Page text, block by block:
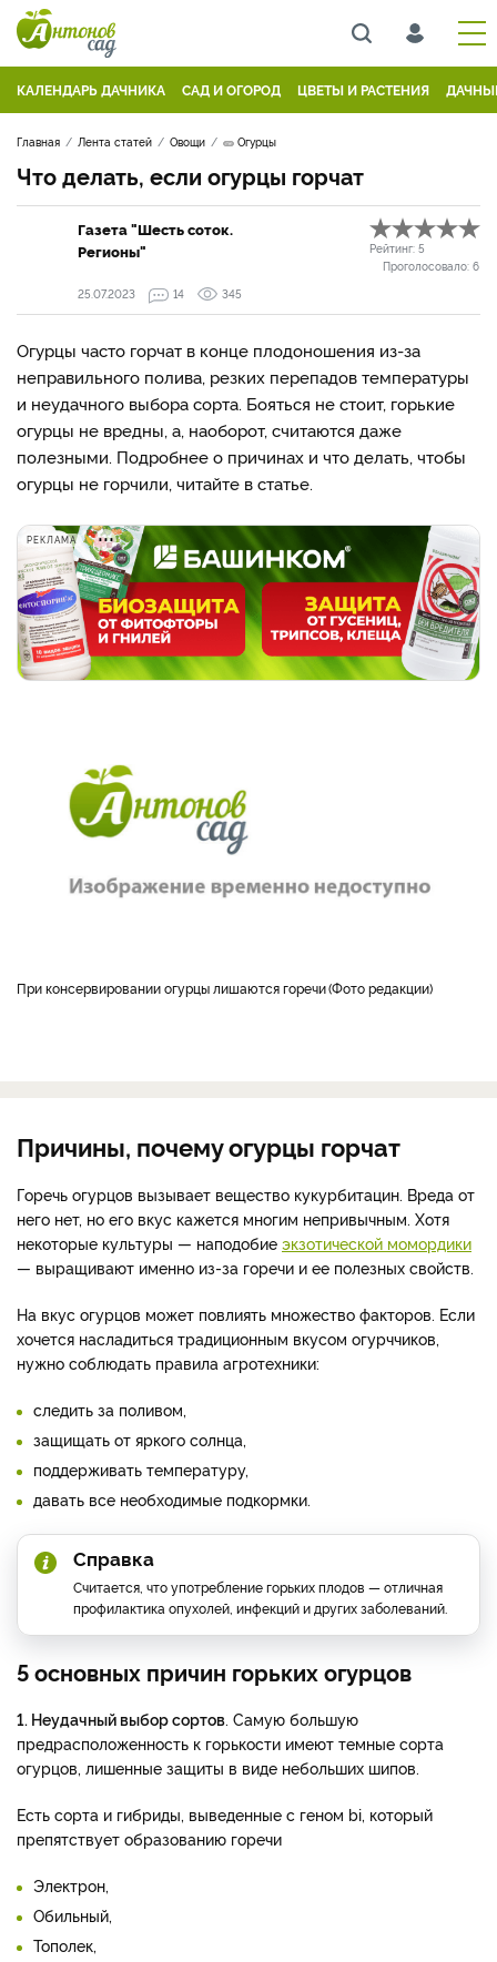
КАЛЕНДАРЬ ДАЧНИКА САД И ОГОРОД ЦВЕТЫ И РАСТЕНИЯ
Главная Лента статей Овощи 🥒 Огурцы
Что делать, если огурцы горчат
Газета "Шесть соток.
Регионы"
Рейтинг: 5
Проголосовало: 6
25.07.2023
14 345
Огурцы часто горчат в конце плодоношения из-за
неправильного полива, резких перепадов температуры
и неудачного выбора сорта. Бояться не стоит, горькие
огурцы не вредны, а, наоборот, считаются даже
полезными. Подробнее о причинах и что делать, чтобы
огурцы не горчили, читайте в статье.
РЕКЛАМА
При консервировании огурцы лишаются горечи Фото редакции
Причины, почему огурцы горчат
Горечь огурцов вызывает вещество кукурбитацин. Вреда от
него нет, но его вкус кажется многим непривычным. Хотя
некоторые культуры — наподобие экзотической момордики
— выращивают именно из-за горечи и ее полезных свойств.
На вкус огурцов может повлиять множество факторов. Если
хочется насладиться традиционным вкусом огурччиков,
нужно соблюдать правила агротехники:
следить за поливом,
защищать от яркого солнца,
поддерживать температуру,
давать все необходимые подкормки.
Справка
Считается, что употребление горьких плодов — отличная
профилактика опухолей, инфекций и других заболеваний.
5 основных причин горьких огурцов
1. Неудачный выбор сортов . Самую большую
предрасположенность к горькости имеют темные сорта
огурцов, лишенные защиты в виде небольших шипов.
Есть сорта и гибриды, выведенные с геном bi, который
препятствует образованию горечи
Электрон,
Обильный,
Тополек,